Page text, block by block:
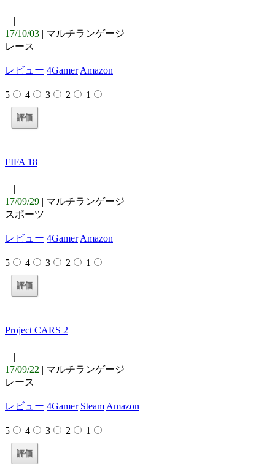
| | |
17/10/03 | マルチランゲージ
レース
レビュー 4Gamer Amazon
5 4 3 2 1
FIFA 18
| | |
17/09/29 | マルチランゲージ
スポーツ
レビュー 4Gamer Amazon
5 4 3 2 1
Project CARS 2
| | |
17/09/22 | マルチランゲージ
レース
レビュー 4Gamer Steam Amazon
5 4 3 2 1